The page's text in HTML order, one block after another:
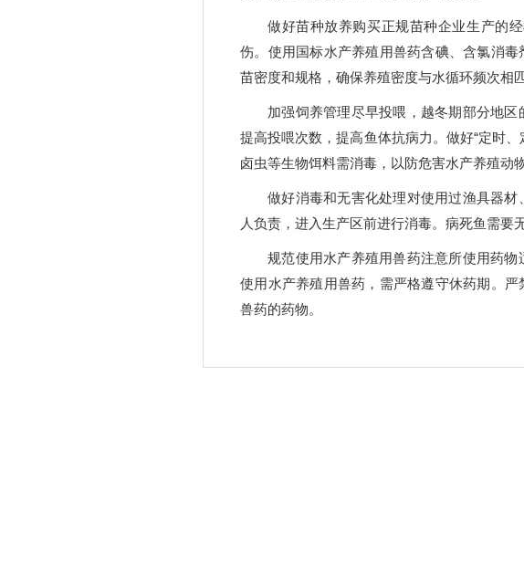
做好苗种放养购买正规苗种企业生产的
伤。使用国标水产养殖用兽药含碘、含氯消
苗密度和规格，确保养殖密度与水循环频次相匹
加强饲养管理尽早投喂，越冬期部分地
提高投喂次数，提高鱼体抗病力。做好“定时
卤虫等生物饵料需消毒，以防危害水产养殖动
做好消毒和无害化处理对使用过渔具器
人负责，进入生产区前进行消毒。病死鱼需要
规范使用水产养殖用兽药注意所使用药物
使用水产养殖用兽药，需严格遵守休药期。
兽药的药物。